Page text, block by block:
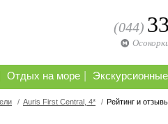
(044)
Отдых на море
/ Auris First Central, 4* / Рейтинг и